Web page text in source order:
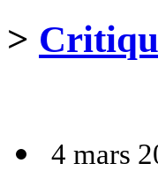
>
4 mars